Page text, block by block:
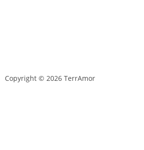
Copyright © 2026 TerrAmor